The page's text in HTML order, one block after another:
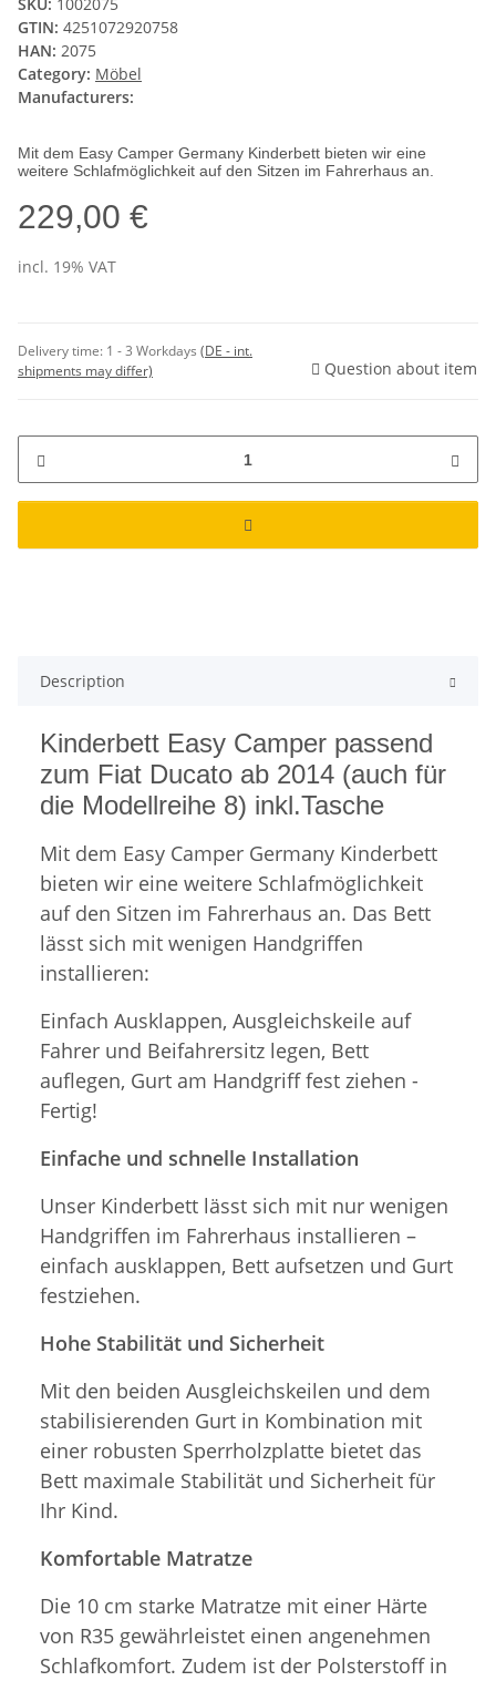
GTIN: 4251072920758
HAN: 2075
Category: Möbel
Manufacturers:
Mit dem Easy Camper Germany Kinderbett bieten wir eine
weitere Schlafmöglichkeit auf den Sitzen im Fahrerhaus an.
229,00 €
incl. 19% VAT
Delivery time: 1 - 3 Workdays (DE - int.
shipments may differ)
Question about item
Description
Kinderbett Easy Camper passend
zum Fiat Ducato ab 2014 (auch für
die Modellreihe 8) inkl.Tasche
Mit dem Easy Camper Germany Kinderbett
bieten wir eine weitere Schlafmöglichkeit
auf den Sitzen im Fahrerhaus an. Das Bett
lässt sich mit wenigen Handgriffen
installieren:
Einfach Ausklappen, Ausgleichskeile auf
Fahrer und Beifahrersitz legen, Bett
auflegen, Gurt am Handgriff fest ziehen -
Fertig!
Einfache und schnelle Installation
Unser Kinderbett lässt sich mit nur wenigen
Handgriffen im Fahrerhaus installieren –
einfach ausklappen, Bett aufsetzen und Gurt
festziehen.
Hohe Stabilität und Sicherheit
Mit den beiden Ausgleichskeilen und dem
stabilisierenden Gurt in Kombination mit
einer robusten Sperrholzplatte bietet das
Bett maximale Stabilität und Sicherheit für
Ihr Kind.
Komfortable Matratze
Die 10 cm starke Matratze mit einer Härte
von R35 gewährleistet einen angenehmen
Schlafkomfort. Zudem ist der Polsterstoff in